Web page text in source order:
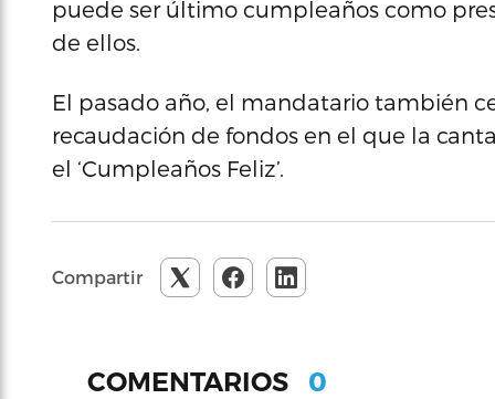
puede ser último cumpleaños como
de ellos.
El pasado año, el mandatario también
recaudación de fondos en el que la
el ‘Cumpleaños Feliz’.
Compartir
COMENTARIOS 0